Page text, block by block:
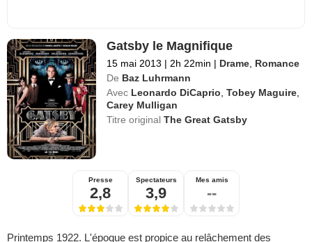
Gatsby le Magnifique
15 mai 2013 | 2h 22min | Drame Romance
De Baz Luhrmann
Avec Leonardo DiCaprio ,Tobey Maguire
Carey Mulligan
Titre originalThe Great Gatsby
Presse
2,8
Spectateurs
3,9
Mes amis
--
Printemps 1922. L'époque est propice au relâchement des